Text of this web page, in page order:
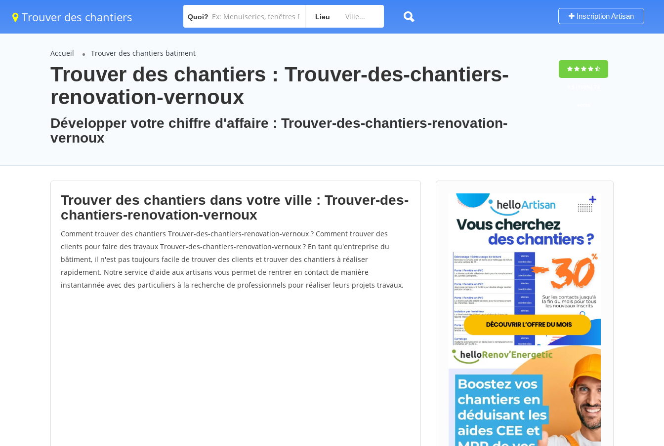
Trouver des chantiers Quoi? Lieu Inscription Artisan
Accueil Trouver des chantiers batiment
Trouver des chantiers : Trouver-des-chantiers-
renovation-vernoux
Développer votre chiffre d'affaire : Trouver-des-chantiers-renovation-
vernoux
Trouver des chantiers dans votre ville : Trouver-des-
chantiers-renovation-vernoux
Comment trouver des chantiers Trouver-des-chantiers-renovation-vernoux ? Comment trouver des
clients pour faire des travaux Trouver-des-chantiers-renovation-vernoux ? En tant qu'entreprise du
bâtiment, il n'est pas toujours facile de trouver des clients et trouver des chantiers à réaliser
rapidement. Notre service d'aide aux artisans vous permet de rentrer en contact de manière
instantannée avec des particuliers à la recherche de professionnels pour réaliser leurs projets travaux.